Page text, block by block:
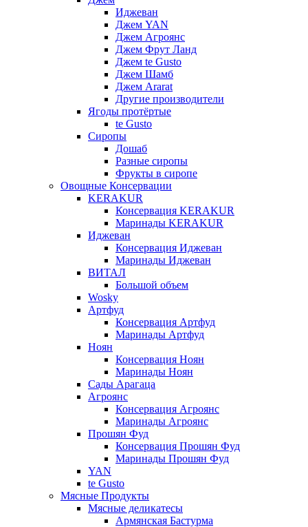
Иджеван
Джем YAN
Джем Агроянс
Джем Фрут Ланд
Джем te Gusto
Джем Шамб
Джем Ararat
Другие производители
Ягоды протёртые
te Gusto
Сиропы
Дошаб
Разные сиропы
Фрукты в сиропе
Овощные Консервации
KERAKUR
Консервация KERAKUR
Маринады KERAKUR
Иджеван
Консервация Иджеван
Маринады Иджеван
ВИТАЛ
Большой объем
Wosky
Артфуд
Консервация Артфуд
Маринады Артфуд
Ноян
Консервация Ноян
Маринады Ноян
Сады Арагаца
Агроянс
Консервация Агроянс
Маринады Агроянс
Прошян Фуд
Консервация Прошян Фуд
Маринады Прошян Фуд
YAN
te Gusto
Мясные Продукты
Мясные деликатесы
Армянская Бастурма